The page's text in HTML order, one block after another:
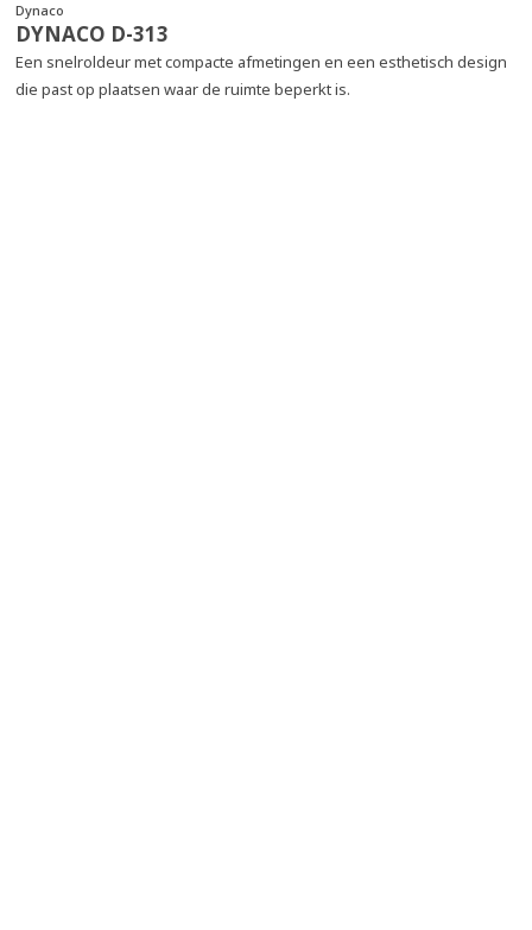
Dynaco
DYNACO D-313
Een snelroldeur met compacte afmetingen en een esthetisch design
die past op plaatsen waar de ruimte beperkt is.